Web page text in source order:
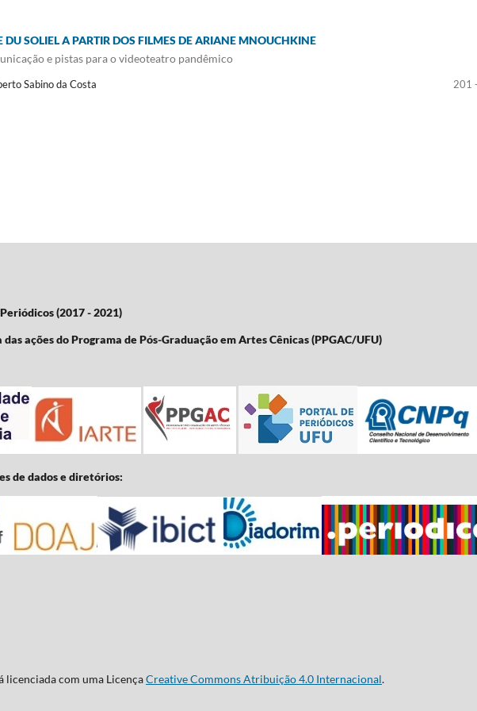
DU SOLIEL A PARTIR DOS FILMES DE ARIANE MNOUCHKINE
e pistas para o videoteatro pandêmico
Sabino da Costa 201
(2017 - 2021)
das ações do Programa de Pós-Graduação em Artes Cênicas (PPGAC/UFU)
de dados e diretórios:
licenciada com uma LicençaCreative Commons Atribuição 4.0 Internacional.